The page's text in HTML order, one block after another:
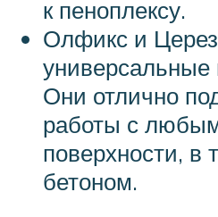
к пеноплексу.
Олфикс и
универсальные
Они отлично
работы с
поверхности, в
бетоном.